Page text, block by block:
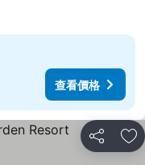
查看價格
分享 加